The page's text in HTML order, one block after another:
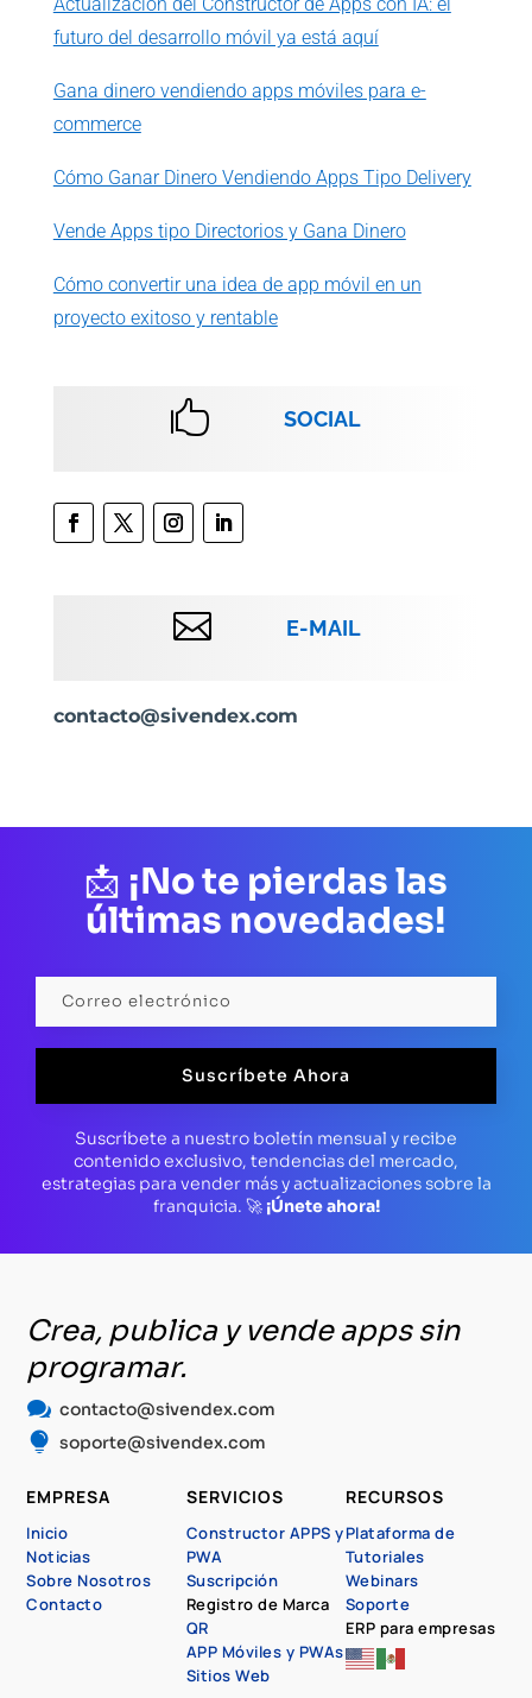
Actualización del Constructor de Apps con IA: el
futuro del desarrollo móvil ya está aquí
Gana dinero vendiendo apps móviles para e-
commerce
Cómo Ganar Dinero Vendiendo Apps Tipo Delivery
Vende Apps tipo Directorios y Gana Dinero
Cómo convertir una idea de app móvil en un
proyecto exitoso y rentable
 SOCIAL
 E-MAIL
contacto@sivendex.com
📩 ¡No te pierdas las
últimas novedades!
Suscríbete Ahora
Suscríbete a nuestro boletín mensual y recibe
contenido exclusivo, tendencias del mercado,
estrategias para vender más y actualizaciones sobre la
franquicia. 🚀 ¡Únete ahora!
Crea, publica y vende apps sin
programar.
 contacto@sivendex.com
 soporte@sivendex.com
EMPRESA
Inicio
Noticias
Sobre Nosotros
Contacto
SERVICIOS
Constructor APPS y
PWA
Suscripción
Registro de Marca
QR
APP Móviles y PWAs
Sitios Web
RECURSOS
Plataforma de
Tutoriales
Webinars
Soporte
ERP para empresas